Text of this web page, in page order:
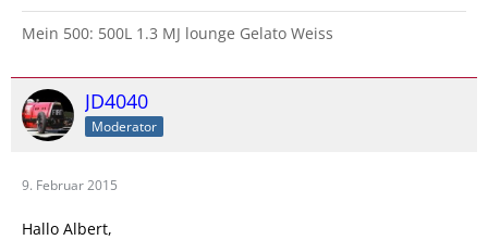
Mein 500: 500L 1.3 MJ lounge Gelato Weiss
JD4040
Moderator
9. Februar 2015
Hallo Albert,